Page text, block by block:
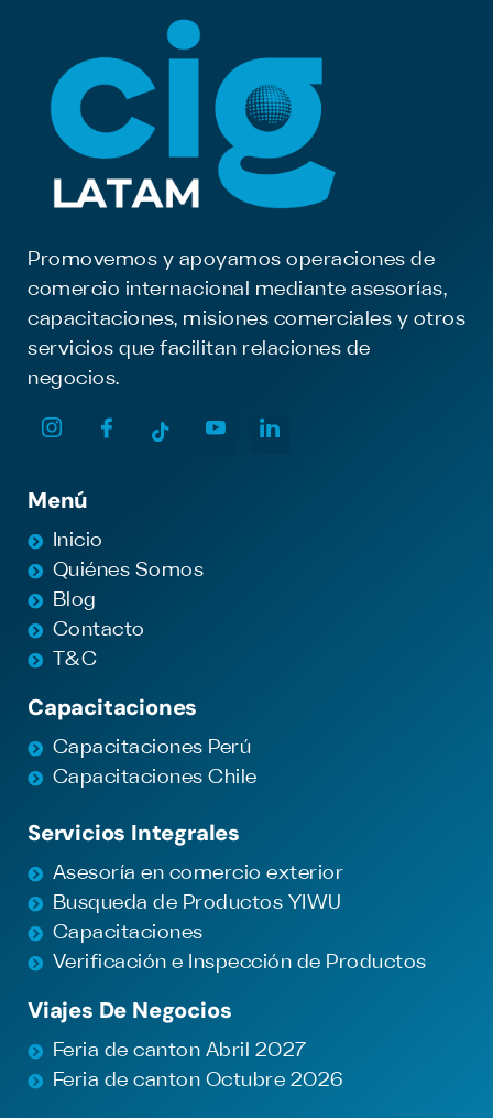
Promovemos y apoyamos operaciones de
comercio internacional mediante asesorías,
capacitaciones, misiones comerciales y otros
servicios que facilitan relaciones de
negocios.
Menú
Inicio
Quiénes Somos
Blog
Contacto
T&C
Capacitaciones
Capacitaciones Perú
Capacitaciones Chile
Servicios Integrales
Asesoría en comercio exterior
Busqueda de Productos YIWU
Capacitaciones
Verificación e Inspección de Productos
Viajes De Negocios
Feria de canton Abril 2027
Feria de canton Octubre 2026